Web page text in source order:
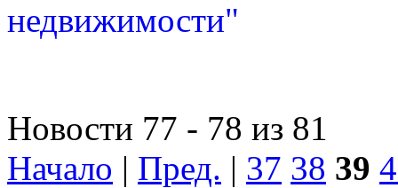
Новости 77 - 78 из 81
Начало | Пред. | 37 38 39